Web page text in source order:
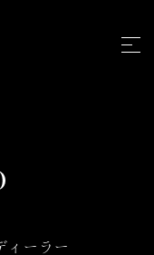
ィーラー